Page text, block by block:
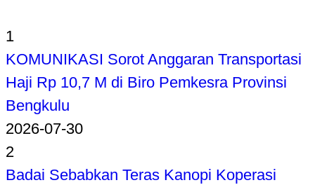
1
KOMUNIKASI Sorot Anggaran Transportasi
Haji Rp 10,7 M di Biro Pemkesra Provinsi
Bengkulu
2026-07-30
2
Badai Sebabkan Teras Kanopi Koperasi